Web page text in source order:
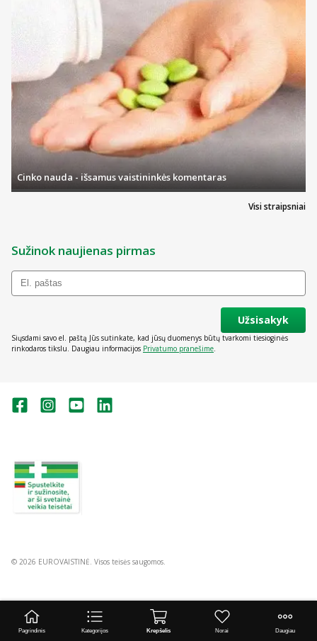
Visi straipsniai
Cinko nauda - išsamus vaistininkės komentaras
Sužinok naujienas pirmas
Užsisakyk
Siųsdami savo el. paštą Jūs sutinkate, kad jūsų duomenys būtų tvarkomi tiesioginės
rinkodaros tikslu. Daugiau informacijos Privatumo pranešime.
© 2026 EUROVAISTINĖ. Visos teisės saugomos.
Pagrindinis Kategorijos Krepšelis Norai Daugiau